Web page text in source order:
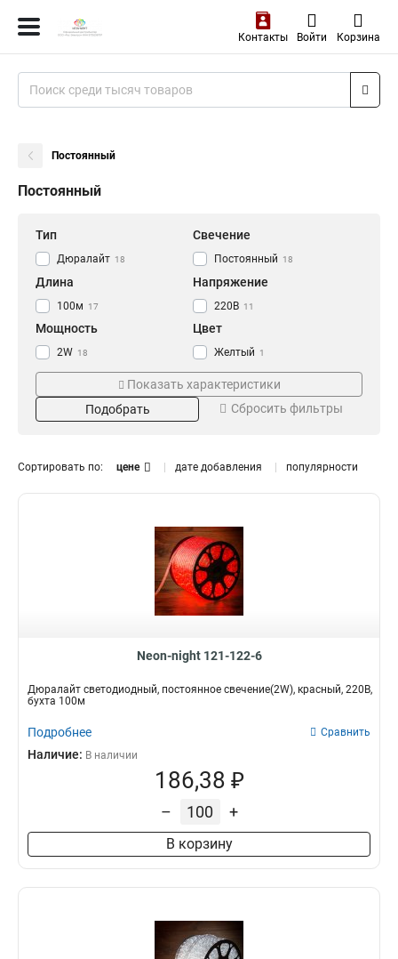
Контакты Войти Корзина
Постоянный
Постоянный
Тип
Дюралайт 18
Свечение
Постоянный 18
Длина
100м 17
Напряжение
220В 11
Мощность
2W 18
Цвет
Желтый 1
Холодный 1
Тепло-белый 4
Красный
Кол-во LED/м
Показать характеристики
Подобрать
Сбросить фильтры
Сортировать по: цене дате добавления популярности
Neon-night 121-122-6
Дюралайт светодиодный, постоянное свечение(2W), красный, 220В,
бухта 100м
Подробнее Сравнить
Наличие: В наличии
186,38 ₽
– +
В корзину